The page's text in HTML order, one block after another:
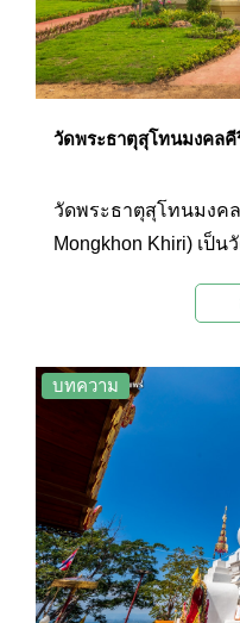
วัดพระธาตุสุโทนมงคล
วัดพระธาตุสุโทนมงคล
Mongkhon Khiri) เป็
แบบมาจากวัดสำคัญๆ
แสดงโบราณวัตถุมีค่า
บทความ